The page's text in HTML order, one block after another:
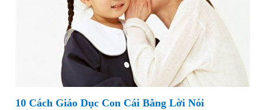
10 Cách Giáo Dục Con Cái Bằng Lời Nói